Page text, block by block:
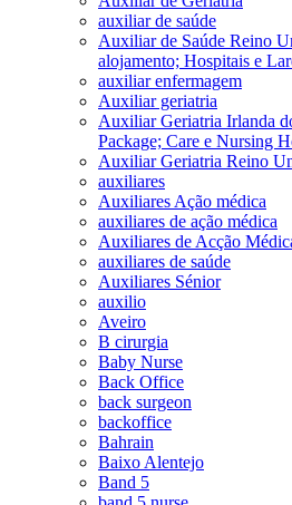
auxiliar de saúde
Auxiliar de Saúde Reino
alojamento; Hospitais e
auxiliar enfermagem
Auxiliar geriatria
Auxiliar Geriatria Irlanda
Package; Care e Nursing
Auxiliar Geriatria Reino
auxiliares
Auxiliares Ação médica
auxiliares de ação médica
Auxiliares de Acção
auxiliares de saúde
Auxiliares Sénior
auxilio
Aveiro
B cirurgia
Baby Nurse
Back Office
back surgeon
backoffice
Bahrain
Baixo Alentejo
Band 5